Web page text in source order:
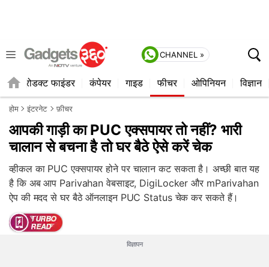
CHANNEL »
प्रोडक्ट फाइंडर कंपेयर गाइड फीचर ओपिनियन विज्ञान
होम इंटरनेट फ़ीचर
आपकी गाड़ी का PUC एक्सपायर तो नहीं? भारी
चालान से बचना है तो घर बैठे ऐसे करें चेक
व्हीकल का PUC एक्सपायर होने पर चालान कट सकता है। अच्छी बात यह
है कि अब आप Parivahan वेबसाइट, DigiLocker और mParivahan
ऐप की मदद से घर बैठे ऑनलाइन PUC Status चेक कर सकते हैं।
विज्ञापन